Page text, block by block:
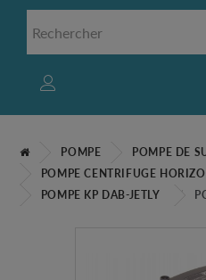
POMPE
POMPE DE
POMPE CENTRIFUGE
POMPE KP DAB-JETLY